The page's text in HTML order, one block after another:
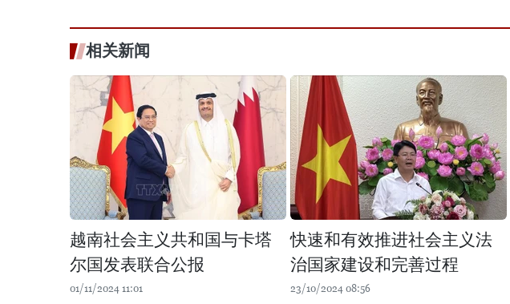
相关新闻
越南社会主义共和国与卡塔
尔国发表联合公报
01/11/2024 11:01
快速和有效推进社会主义法
治国家建设和完善过程
23/10/2024 08:56